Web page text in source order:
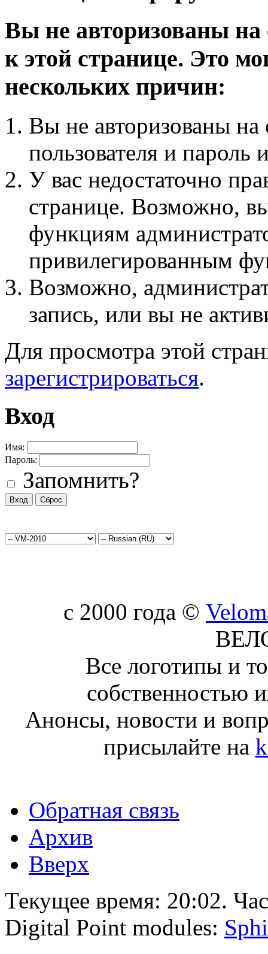
Вы не авторизованы на
к этой странице. Это
нескольких причин:
Вы не авторизованы на
пользователя и пароль
У вас недостаточно
странице. Возможно,
функциям
привилегированным
Возможно,
запись, или вы не
Для просмотра этой
зарегистрироваться.
Вход
Имя:
Пароль:
Запомнить?
c 2000 года ©
Все логотипы и
собственностью
Анонсы, новости и
присылайте на
Обратная связь
Архив
Вверх
Текущее время: 20:02.
Digital Point modules: